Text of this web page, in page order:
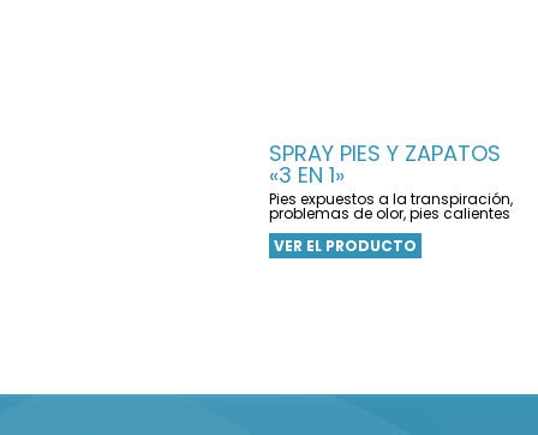
SPRAY PIES Y ZAPATOS
«3 EN 1»
Pies expuestos a la transpiración,
problemas de olor, pies calientes
VER EL PRODUCTO